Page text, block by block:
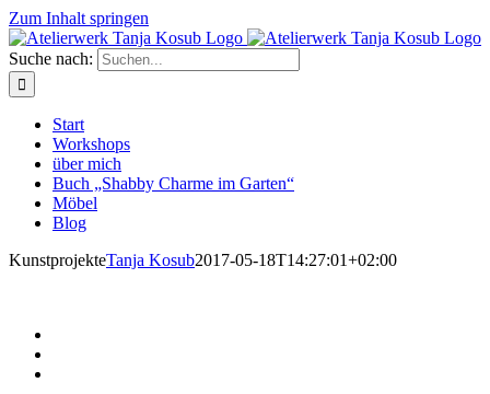
Zum Inhalt springen
Suche nach:
Start
Workshops
über mich
Buch „Shabby Charme im Garten“
Möbel
Blog
KunstprojekteTanja Kosub2017-05-18T14:27:01+02:00